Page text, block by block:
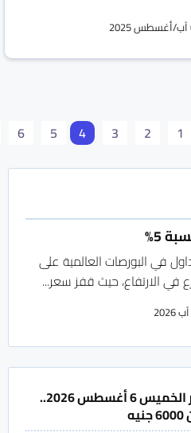
1
2
3
4
5
6
5%
في البورصات العالمية على
في الارتفاع، حيث قفز سعر...
سعر الذهب اليوم في مصر الخميس 6 أغسطس 2026..